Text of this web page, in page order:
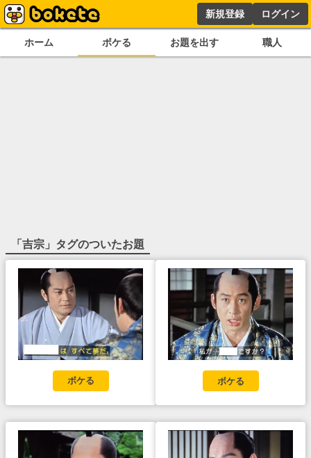
新規登録 ログイン
ホーム ボケる お題を出す 職人
「吉宗 」タグのついたお題
ボケる ボケる